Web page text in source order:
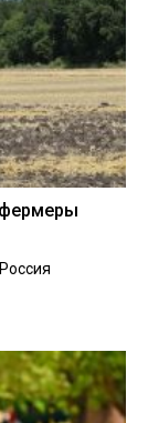
фермеры